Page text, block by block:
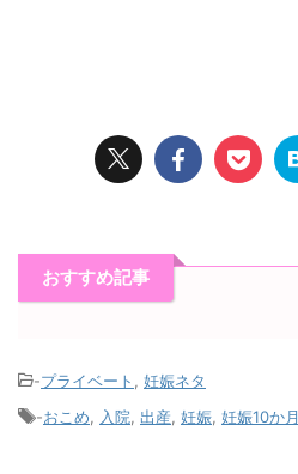
おすすめ記事
-プライベート
妊娠ネタ
-おこめ 入院 出産 妊娠 妊娠10か月